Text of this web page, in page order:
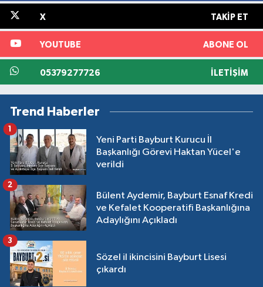
X TAKIP ET
YOUTUBE ABONE OL
05379277726 İLETIŞIM
Trend Haberler
Yeni Parti Bayburt Kurucu İl
Başkanlığı Görevi Haktan Yücel'e
verildi
1
Bülent Aydemir, Bayburt Esnaf Kredi
ve Kefalet Kooperatifi Başkanlığına
Adaylığını Açıkladı
2
Sözel il ikincisini Bayburt Lisesi
çıkardı
3